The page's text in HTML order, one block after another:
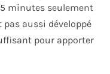
minutes seulement
pas aussi développé
pour apporter